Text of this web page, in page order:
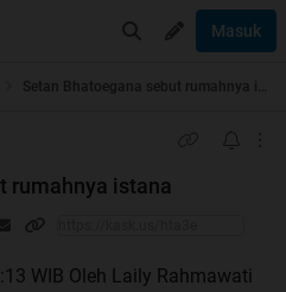
Masuk
rumahnya istana
WIB Oleh Laily Rahmawati